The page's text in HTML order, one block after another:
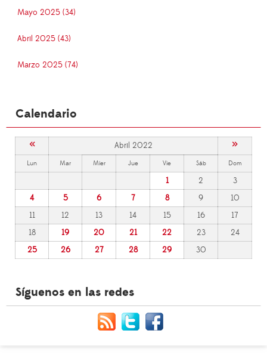
Mayo 2025 (34)
Abril 2025 (43)
Marzo 2025 (74)
Calendario
« Abril 2022 »
Lun Mar Mier Jue Vie Sáb Dom
1 2
3
4
5 6 7 8 9
10
11
12 13 14 15 16
17
18
19 20 21 22 23
24
25
26 27 28 29 30
Síguenos en las redes